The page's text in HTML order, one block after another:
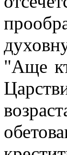
"Аще